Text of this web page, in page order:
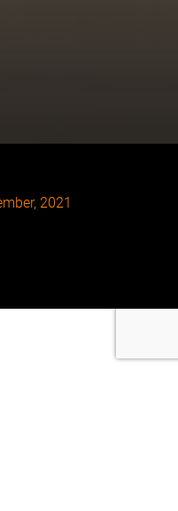
2021